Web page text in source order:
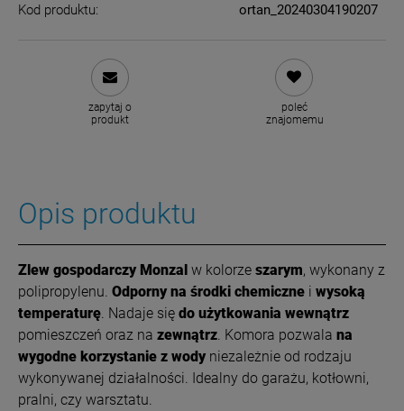
Kod produktu:
ortan_20240304190207
zapytaj o
produkt
poleć
znajomemu
Opis produktu
Zlew gospodarczy Monzal w kolorze szarym, wykonany z
polipropylenu. Odporny na środki chemiczne i wysoką
temperaturę . Nadaje się do użytkowania wewnątrz
pomieszczeń oraz na zewnątrz . Komora pozwala na
wygodne korzystanie z wody niezależnie od rodzaju
wykonywanej działalności. Idealny do garażu, kotłowni,
pralni, czy warsztatu.